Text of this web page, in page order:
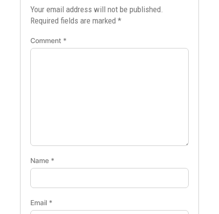
Your email address will not be published.
Required fields are marked*
Comment *
Name *
Email *